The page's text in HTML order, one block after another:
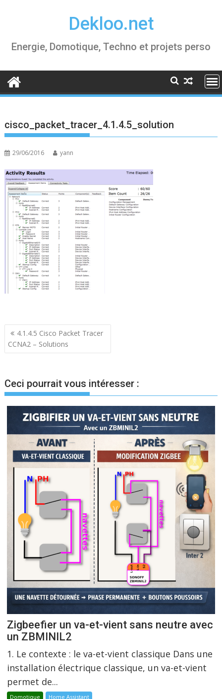
Dekloo.net
Energie, Domotique, Techno et projets perso
cisco_packet_tracer_4.1.4.5_solution
29/06/2016 yann
Navigation
de
4.1.4.5 Cisco Packet Tracer
CCNA2 – Solutions
Ceci pourrait vous intéresser :
Zigbeefier un va-et-vient sans neutre avec
un ZBMINIL2
1. Le contexte : le va-et-vient classique Dans une
installation électrique classique, un va-et-vient
permet de...
Domotique Home Assistant